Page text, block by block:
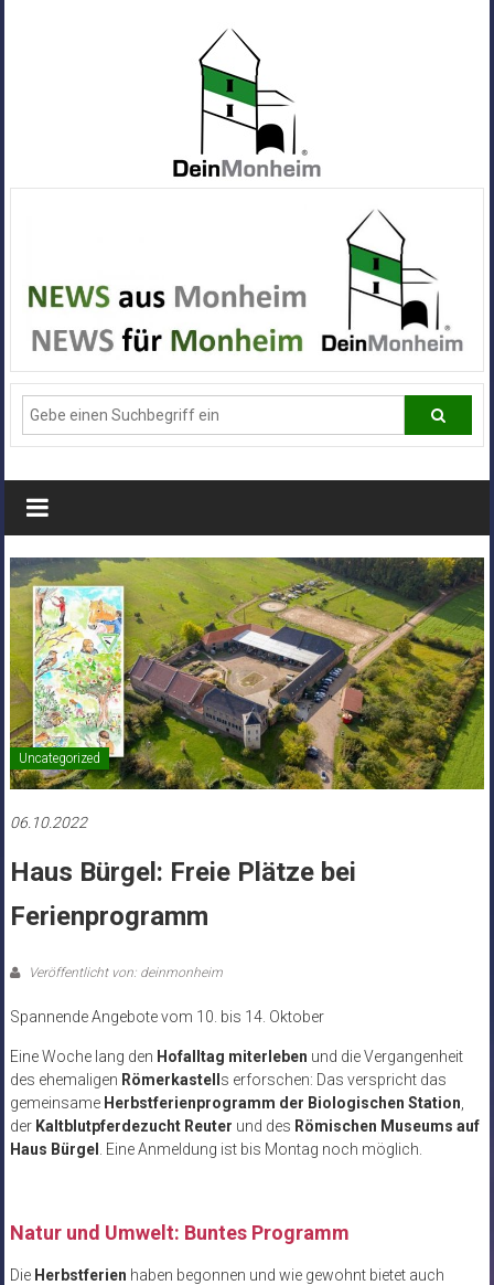
Alle
News
aus
Deiner
Stadt
Monheim
Uncategorized
06.10.2022
Haus Bürgel: Freie Plätze bei
Ferienprogramm
Veröffentlicht von: deinmonheim
Spannende Angebote vom 10. bis 14. Oktober
Eine Woche lang den Hofalltag miterleben und die Vergangenheit
des ehemaligen Römerkastells erforschen: Das verspricht das
gemeinsame Herbstferienprogramm der Biologischen Station
der Kaltblutpferdezucht Reuter und des Römischen Museums auf
Haus Bürgel . Eine Anmeldung ist bis Montag noch möglich.
Natur und Umwelt: Buntes Programm
Die Herbstferien haben begonnen und wie gewohnt bietet auch